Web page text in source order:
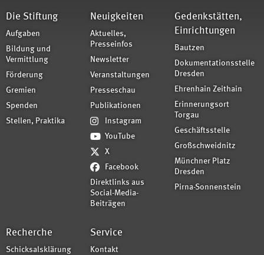
Die Stiftung
Aufgaben
Bildung und
Vermittlung
Förderung
Gremien
Spenden
Stellen, Praktika
Neuigkeiten
Aktuelles,
Presseinfos
Newsletter
Veranstaltungen
Presseschau
Publikationen
Instagram
YouTube
X
Facebook
Direktlinks aus
Social-Media-
Beiträgen
Gedenkstätten,
Einrichtungen
Bautzen
Dokumentationsstelle
Dresden
Ehrenhain Zeithain
Erinnerungsort
Torgau
Geschäftsstelle
Großschweidnitz
Münchner Platz
Dresden
Pirna-Sonnenstein
Recherche
Schicksalsklärung
Service
Kontakt